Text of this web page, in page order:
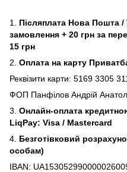
1. Післяплата Нова Пошта /
замовлення + 20 грн за
15 грн
2. Оплата на карту
Реквізити карти: 5169 3305
ФОП Панфілов Андрій
3. Онлайн-оплата
LiqPay: Visa / Mastercard
4. Безготівковий
особам)
IBAN: